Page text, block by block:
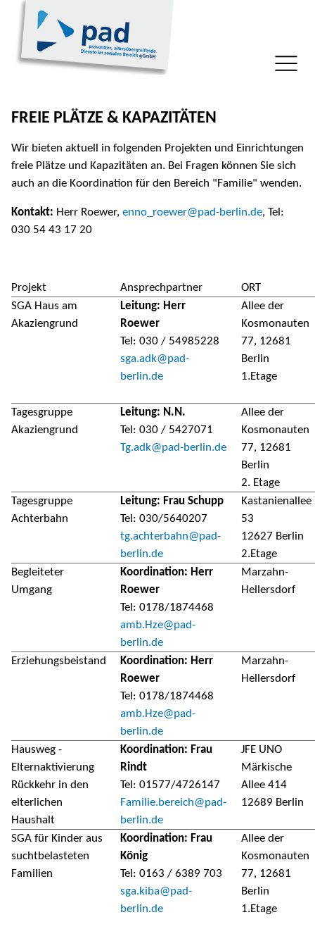
FREIE PLÄTZE & KAPAZITÄTEN
Wir bieten aktuell in folgenden Projekten und Einrichtungen
freie Plätze und Kapazitäten an. Bei Fragen können Sie sich
auch an die Koordination für den Bereich "Familie" wenden.
Kontakt: Herr Roewer, enno_roewer@pad-berlin.de, Tel:
030 54 43 17 20
Projekt Ansprechpartner
ORT
SGA Haus am
Akaziengrund
Leitung: Herr
Roewer
Tel: 030 / 54985228
sga.adk@pad-
berlin.de
Allee der
Kosmonauten
77, 12681
Berlin
1.Etage
Tagesgruppe
Akaziengrund
Leitung: N.N.
Tel: 030 / 5427071
Tg.adk@pad-berlin.de
Allee der
Kosmonauten
77, 12681
Berlin
2. Etage
Tagesgruppe
Achterbahn
Leitung: Frau Schupp
Tel: 030/5640207
tg.achterbahn@pad-
berlin.de
Kastanienallee
53
12627 Berlin
2.Etage
Begleiteter
Umgang
Koordination: Herr
Roewer
Tel: 0178/1874468
amb.Hze@pad-
berlin.de
Marzahn-
Hellersdorf
Erziehungsbeistand
Koordination: Herr
Roewer
Tel: 0178/1874468
amb.Hze@pad-
berlin.de
Marzahn-
Hellersdorf
Hausweg -
Elternaktivierung
Rückkehr in den
elterlichen
Haushalt
Koordination: Frau
Rindt
Tel: 01577/4726147
Familie.bereich@pad-
berlin.de
JFE UNO
Märkische
Allee 414
12689 Berlin
SGA für Kinder aus
suchtbelasteten
Familien
Koordination: Frau
König
Tel: 0163 / 6389 703
sga.kiba@pad-
berlin.de
Allee der
Kosmonauten
77, 12681
Berlin
1.Etage